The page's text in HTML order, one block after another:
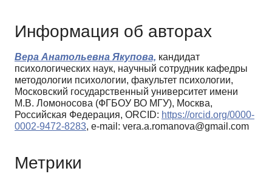
Информация об авторах
Вера Анатольевна Якупова, кандидат
психологических наук, научный сотрудник кафедры
методологии психологии, факультет психологии,
Московский государственный университет имени
М.В. Ломоносова (ФГБОУ ВО МГУ), Москва,
Российская Федерация, ORCID: https://orcid.org/0000-
0002-9472-8283, e-mail: vera.a.romanova@gmail.com
Метрики